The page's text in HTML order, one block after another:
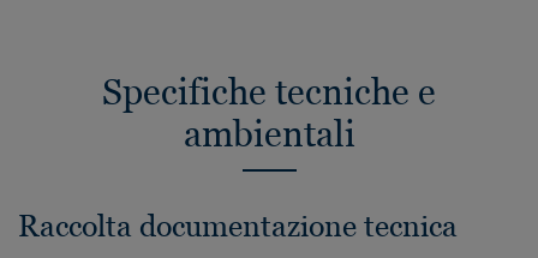
Specifiche tecniche e
ambientali
Raccolta documentazione tecnica